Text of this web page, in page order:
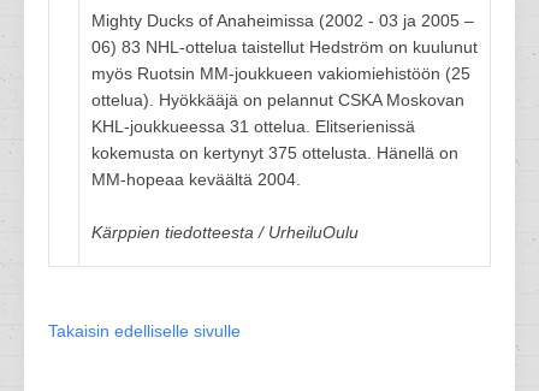
Mighty Ducks of Anaheimissa (2002 - 03 ja 2005 –
06) 83 NHL-ottelua taistellut Hedström on kuulunut
myös Ruotsin MM-joukkueen vakiomiehistöön (25
ottelua). Hyökkääjä on pelannut CSKA Moskovan
KHL-joukkueessa 31 ottelua. Elitserienissä
kokemusta on kertynyt 375 ottelusta. Hänellä on
MM-hopeaa keväältä 2004.
Kärppien tiedotteesta / UrheiluOulu
Takaisin edelliselle sivulle